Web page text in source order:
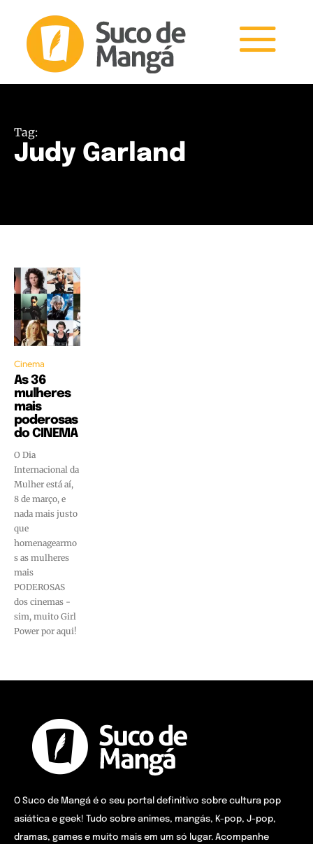
Tag:
Judy Garland
Cinema
As 36
mulheres
mais
poderosas
do CINEMA
O Dia
Internacional da
Mulher está aí,
8 de março, e
nada mais justo
que
homenagearmo
s as mulheres
mais
PODEROSAS
dos cinemas -
sim, muito Girl
Power por aqui!
O Suco de Mangá é o seu portal definitivo sobre cultura pop
asiática e geek! Tudo sobre animes, mangás, K-pop, J-pop,
dramas, games e muito mais em um só lugar. Acompanhe